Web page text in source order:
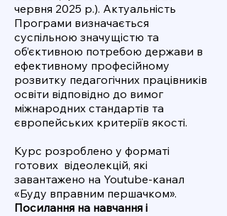
червня 2025 р.). Актуальність
Програми визначається
суспільною значущістю та
об’єктивною потребою держави в
ефективному професійному
розвитку педагогічних працівників
освіти відповідно до вимог
міжнародних стандартів та
європейських критеріїв якості.
Курс розроблено у форматі
готових відеолекцій, які
завантажено на Youtube-канал
«Буду вправним першачком».
Посилання на навчання і